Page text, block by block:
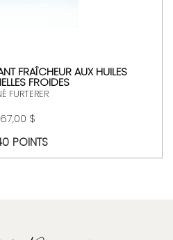
FRAÎCHEUR AUX HUILES
FROIDES
FURTERER
67,00 $
POINTS